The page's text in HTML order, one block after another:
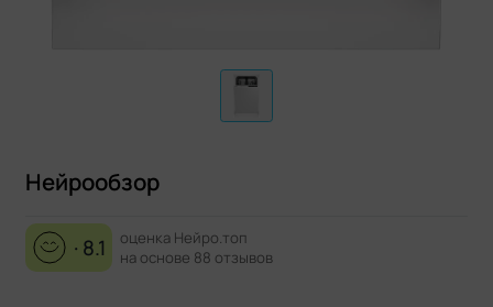
Нейрообзор
· 8.1
оценка Нейро.топ
на основе 88 отзывов